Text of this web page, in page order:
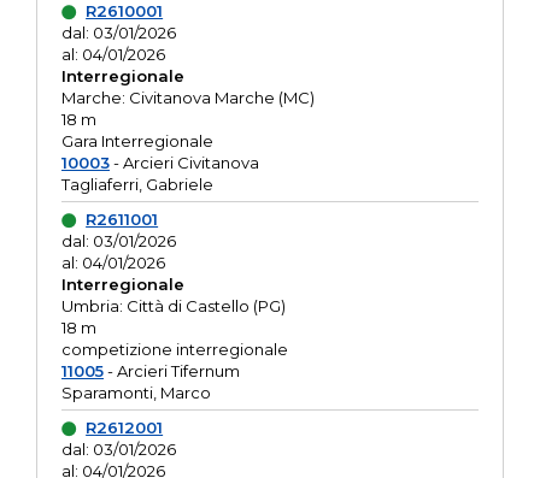
R2610001
dal: 03/01/2026
al: 04/01/2026
Interregionale
Marche: Civitanova Marche (MC)
18 m
Gara Interregionale
10003- Arcieri Civitanova
Tagliaferri, Gabriele
R2611001
dal: 03/01/2026
al: 04/01/2026
Interregionale
Umbria: Città di Castello (PG)
18 m
competizione interregionale
11005- Arcieri Tifernum
Sparamonti, Marco
R2612001
dal: 03/01/2026
al: 04/01/2026